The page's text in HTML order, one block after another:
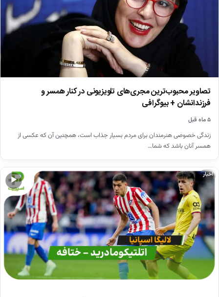
تصاویر محبوب‌ترین مجری‌های تلویزیونی در کنار همسر و
فرزندانشان + بیوگرافی
۵ ماه قبل
زندگی خصوصی هنرمندان برای مردم بسیار جذاب است، همچنین آن که عکسی از
همسر آنان باشد که شما…
▶
اخبار